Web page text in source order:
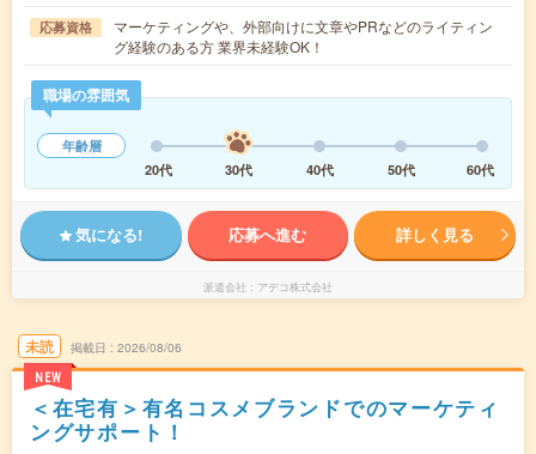
応募資格
マーケティングや、外部向けに文章やPRなどのライティン
グ経験のある方 業界未経験OK！
職場の雰囲気
年齢層
20代
30代 40代 50代 60代
気になる! 応募へ進む 詳しく見る
派遣会社 アデコ株式会社
未読
NEW
掲載日 2026/08/06
＜在宅有＞有名コスメブランドでのマーケティ
ングサポート！